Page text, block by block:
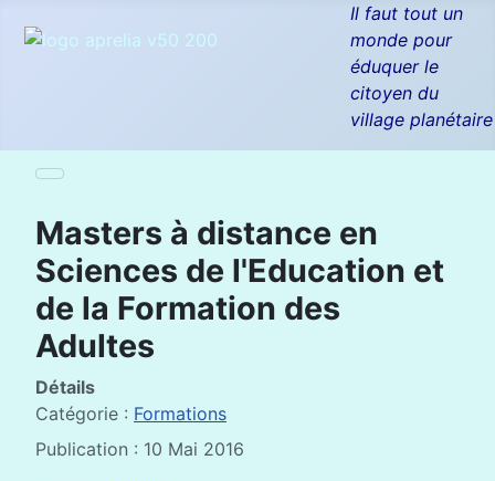
Il faut tout un
monde pour
éduquer le
citoyen du
village planétaire
Masters à distance en
Sciences de l'Education et
de la Formation des
Adultes
Détails
Catégorie : Formations
Publication : 10 Mai 2016